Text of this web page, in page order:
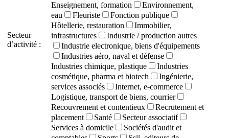
Secteur
d’activité :
Enseignement, formation
Environnement,
eau
Fleuriste
Fonction publique
Hôtellerie, restauration
Immobilier,
infrastructures
Industrie / production autres
Industrie electronique, biens d'équipements
Industries aéro, naval et défense
Industries chimique, plastique
Industries
cosmétique, pharma et biotech
Ingénierie,
services associés
Internet, e-commerce
Logistique, transport de biens, courrier
Recouvrement et contentieux
Recrutement et
placement
Santé
Secteur associatif
Services à domicile
Sociétés d'audit et